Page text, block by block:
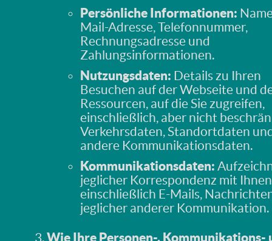
Persönliche Informationen:
Mail-Adresse, Telefonnummer,
Rechnungsadresse und
Zahlungsinformationen.
Nutzungsdaten: Details zu Ihren
Besuchen auf der Webseite und
Ressourcen, auf die Sie zugreifen,
einschließlich, aber nicht
Verkehrsdaten, Standortdaten
andere Kommunikationsdaten.
Kommunikationsdaten:
jeglicher Korrespondenz mit
einschließlich E-Mails,
jeglicher anderer Kommunikation.
Wie Ihre Personen-, Kommunikations-